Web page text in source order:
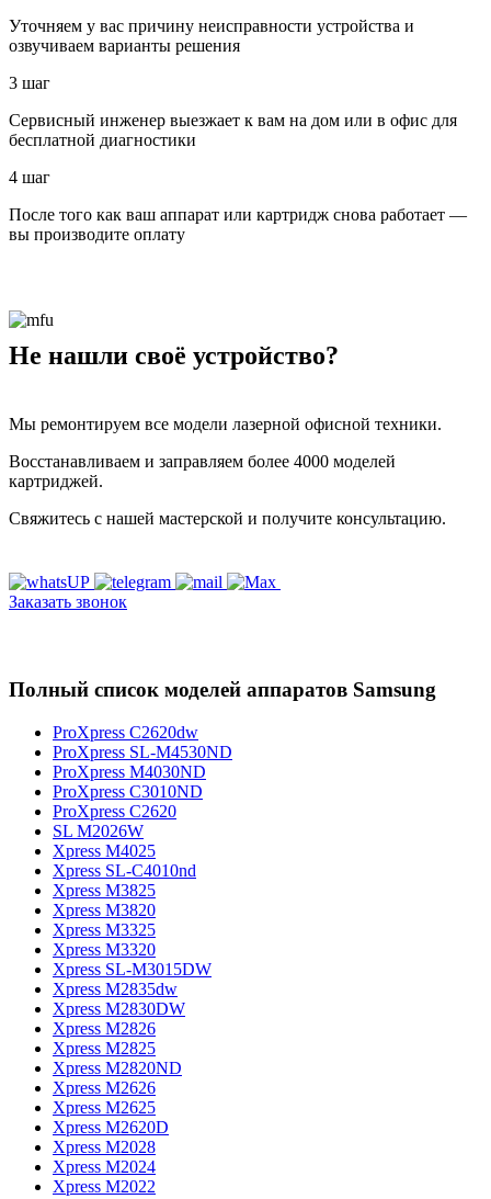
Уточняем у вас причину неисправности устройства и
озвучиваем варианты решения
3 шаг
Сервисный инженер выезжает к вам на дом или в офис для
бесплатной диагностики
4 шаг
После того как ваш аппарат или картридж снова работает —
вы производите оплату
Не нашли своё устройство?
Мы ремонтируем все модели лазерной офисной техники.
Восстанавливаем и заправляем более 4000 моделей
картриджей.
Свяжитесь с нашей мастерской и получите консультацию.
Заказать звонок
Полный список моделей аппаратов Samsung
ProXpress C2620dw
ProXpress SL-M4530ND
ProXpress M4030ND
ProXpress C3010ND
ProXpress C2620
SL M2026W
Xpress M4025
Xpress SL-C4010nd
Xpress M3825
Xpress M3820
Xpress M3325
Xpress M3320
Xpress SL-M3015DW
Xpress M2835dw
Xpress M2830DW
Xpress M2826
Xpress M2825
Xpress M2820ND
Xpress M2626
Xpress M2625
Xpress M2620D
Xpress M2028
Xpress M2024
Xpress M2022